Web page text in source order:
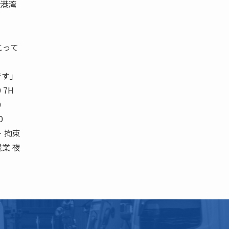
湾
て
」
7H
拘束
夜